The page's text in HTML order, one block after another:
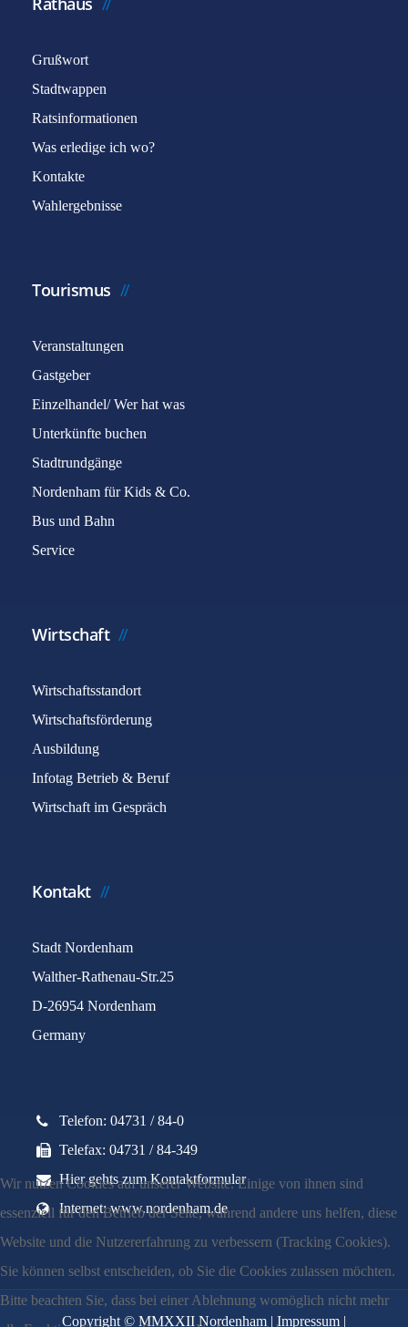
Grußwort
Stadtwappen
Ratsinformationen
Was erledige ich wo?
Kontakte
Wahlergebnisse
Tourismus
Veranstaltungen
Gastgeber
Einzelhandel/ Wer hat was
Unterkünfte buchen
Stadtrundgänge
Nordenham für Kids & Co.
Bus und Bahn
Service
Wirtschaft
Wirtschaftsstandort
Wirtschaftsförderung
Ausbildung
Infotag Betrieb & Beruf
Wirtschaft im Gespräch
Kontakt
Stadt Nordenham
Walther-Rathenau-Str.25
D-26954 Nordenham
Germany
Telefon: 04731 / 84-0
Telefax: 04731 / 84-349
Hier gehts zum Kontaktformular
Internet: www.nordenham.de
Copyright © MMXXII Nordenham |Impressum |
Wir nutzen Cookies auf unserer Website. Einige von ihnen sind
essenziell für den Betrieb der Seite, während andere uns helfen, diese
Website und die Nutzererfahrung zu verbessern (Tracking Cookies).
Sie können selbst entscheiden, ob Sie die Cookies zulassen möchten.
Bitte beachten Sie, dass bei einer Ablehnung womöglich nicht mehr